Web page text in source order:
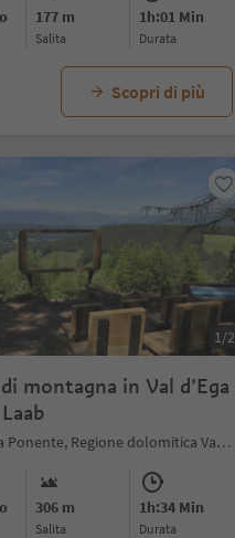
177 m
Salita
1h:01 Min
durata
Scopri di più
1/2
montagna in Val d’Ega
Ega, Nova Ponente, Regione dolomitica Val d'Ega
306 m
Salita
1h:34 Min
durata